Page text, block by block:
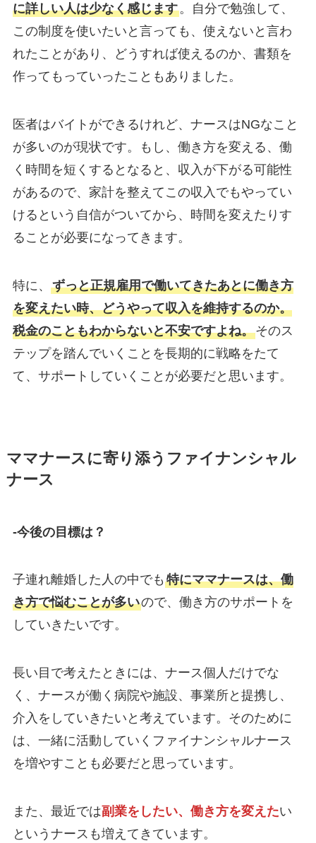
に詳しい人は少なく感じます。自分で勉強して、
この制度を使いたいと言っても、使えないと言わ
れたことがあり、どうすれば使えるのか、書類を
作ってもっていったこともありました。
医者はバイトができるけれど、ナースはNGなこと
が多いのが現状です。もし、働き方を変える、働
く時間を短くするとなると、収入が下がる可能性
があるので、家計を整えてこの収入でもやってい
けるという自信がついてから、時間を変えたりす
ることが必要になってきます。
特に、 ずっと正規雇用で働いてきたあとに働き方
を変えたい時、どうやって収入を維持するのか。
税金のこともわからないと不安ですよね。そのス
テップを踏んでいくことを長期的に戦略をたて
て、サポートしていくことが必要だと思います。
ママナースに寄り添うファイナンシャル
ナース
-今後の目標は？
子連れ離婚した人の中でも 特にママナースは、働
き方で悩むことが多いので、働き方のサポートを
していきたいです。
長い目で考えたときには、ナース個人だけでな
く、ナースが働く病院や施設、事業所と提携し、
介入をしていきたいと考えています。そのために
は、一緒に活動していくファイナンシャルナース
を増やすことも必要だと思っています。
また、最近では副業をしたい、働き方を変えたい
というナースも増えてきています。